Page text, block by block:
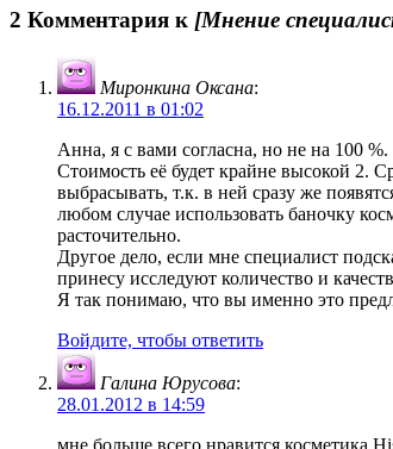
2 Комментария к [Мнение
Миронкина Оксана:
16.12.2011 в 01:02
Анна, я с вами согласна, но не на 100
Стоимость её будет крайне высокой 2.
выбрасывать, т.к. в ней сразу же
любом случае использовать баночку
расточительно.
Другое дело, если мне специалист
принесу исследуют количество и
Я так понимаю, что вы именно это
Войдите, чтобы ответить
Галина Юрусова:
28.01.2012 в 14:59
мне больше всего нравится косметика